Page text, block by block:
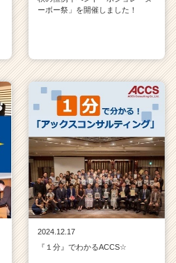
ーボー祭」を開催しました！
2024.12.17
『１分』でわかるACCS☆